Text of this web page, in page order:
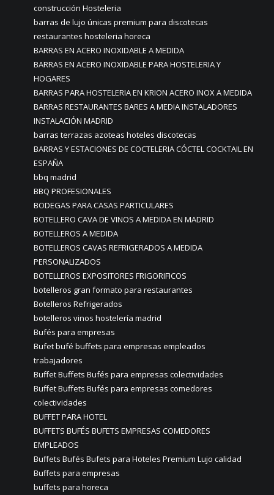
construcción Hosteleria
barras de lujo únicas premium para discotecas
restaurantes hosteleria horeca
BARRAS EN ACERO INOXIDABLE A MEDIDA
BARRAS EN ACERO INOXIDABLE PARA HOSTELERIA Y
HOGARES
BARRAS PARA HOSTELERIA EN KRION ACERO INOX A MEDIDA
BARRAS RESTAURANTES BARES A MEDIA INSTALADORES
INSTALACIÓN MADRID
barras terrazas azoteas hoteles discotecas
BARRAS Y ESTACIONES DE COCTELERIA CÓCTEL COCKTAIL EN
ESPAÑA
bbq madrid
BBQ PROFESIONALES
BODEGAS PARA CASAS PARTICULARES
BOTELLERO CAVA DE VINOS A MEDIDA EN MADRID
BOTELLEROS A MEDIDA
BOTELLEROS CAVAS REFRIGERADOS A MEDIDA
PERSONALIZADOS
BOTELLEROS EXPOSITORES FRIGORIFICOS
botelleros gran formato para restaurantes
Botelleros Refrigerados
botelleros vinos hostelería madrid
Bufés para empresas
Bufet bufé buffets para empresas empleados
trabajadores
Buffet Buffets Bufés para empresas colectividades
Buffet Buffets Bufés para empresas comedores
colectividades
BUFFET PARA HOTEL
BUFFETS BUFÉS BUFETS EMPRESAS COMEDORES
EMPLEADOS
Buffets Bufés Bufets para Hoteles Premium Lujo calidad
Buffets para empresas
buffets para horeca